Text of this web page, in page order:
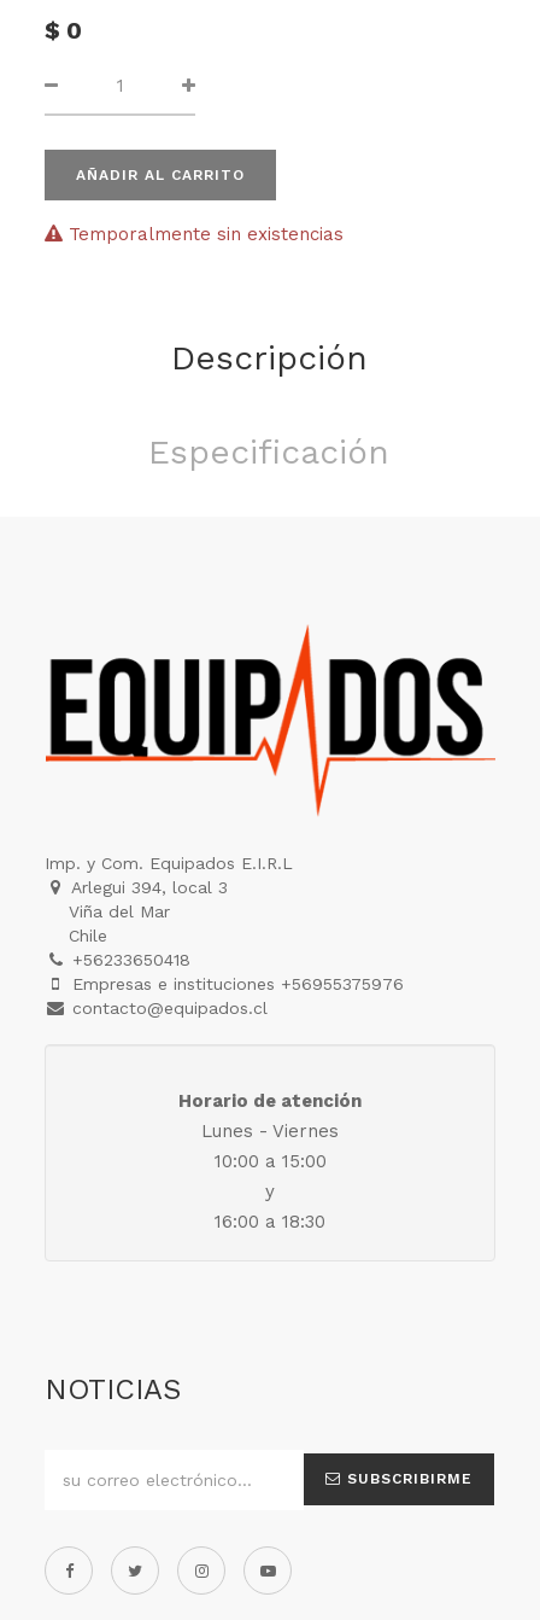
$ 0
AÑADIR AL CARRITO
Temporalmente sin existencias
Descripción
Especificación
Imp. y Com. Equipados E.I.R.L
Arlegui 394, local 3
Viña del Mar
Chile
+56233650418
Empresas e instituciones +56955375976
contacto@equipados.cl
Horario de atención
Lunes - Viernes
10:00 a 15:00
y
16:00 a 18:30
NOTICIAS
SUBSCRIBIRME